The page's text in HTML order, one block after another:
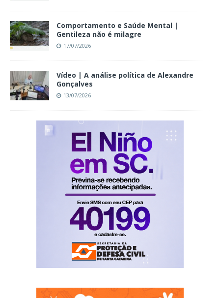
Comportamento e Saúde Mental |
Gentileza não é milagre
17/07/2026
Vídeo | A análise política de Alexandre
Gonçalves
13/07/2026